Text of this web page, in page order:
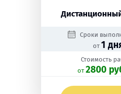
Сроки
от 1
Стоимость
oт 2800